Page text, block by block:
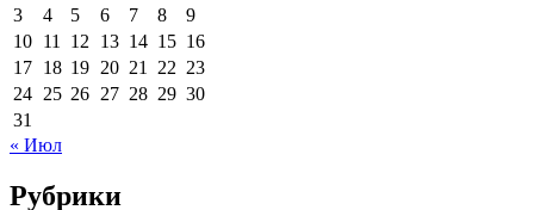
3
4 5 6 7 8
9
10 11 12 13 14 15 16
17 18 19 20 21 22 23
24 25 26 27 28 29 30
31
« Июл
Рубрики